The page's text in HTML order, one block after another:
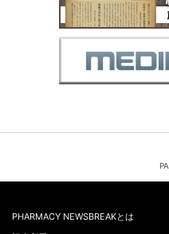
PHARMACY NEWSBREAKとは